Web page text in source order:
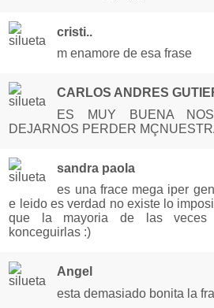
cristi..
m enamore de esa frase
CARLOS ANDRES
ES MUY BUENA
DEJARNOS PERDER
sandra paola
es una frace mega iper
e leido es verdad no existe lo
que la mayoria de las veces
konceguirlas :)
Angel
esta demasiado bonita la